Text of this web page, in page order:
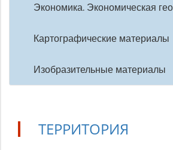
Экономика. Экономическая
Картографические материалы
Изобразительные материалы
ТЕРРИТОРИЯ